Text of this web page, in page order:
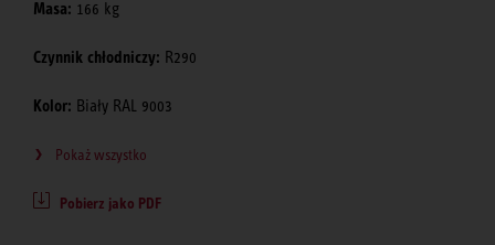
Masa: 166 kg
Czynnik chłodniczy: R290
Kolor: Biały RAL 9003
Pokaż wszystko
Pobierz jako PDF